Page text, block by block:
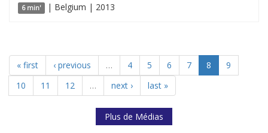
6 min' | Belgium | 2013
« first ‹ previous … 4 5 6 7 8
9
10
11 12 … next › last »
Plus de Médias